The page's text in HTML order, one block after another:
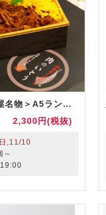
【名古屋】＜名古屋名物＞A5ランク仙台牛のどて煮風弁当（お茶付き）
2,300円(税抜)
,11/10
～